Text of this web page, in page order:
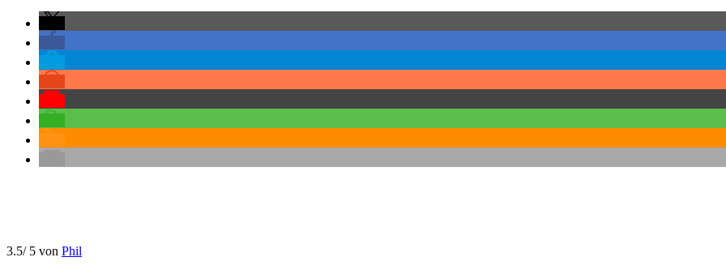
3.5/ 5 von Phil